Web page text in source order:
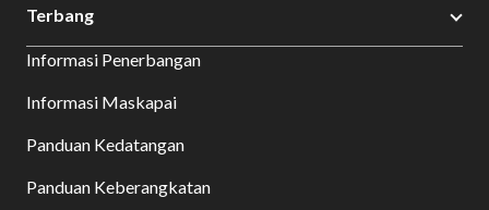
All
Sites:
Select:
Terbang
Informasi Penerbangan
Informasi Maskapai
Panduan Kedatangan
Panduan Keberangkatan